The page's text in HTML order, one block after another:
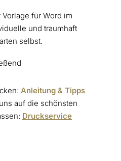
für Word im
und traumhaft
selbst.
Anleitung & Tipps
auf die schönsten
Druckservice